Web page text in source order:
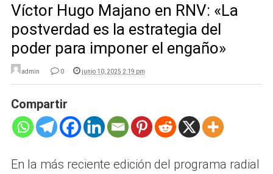
Víctor Hugo Majano en RNV: «La
postverdad es la estrategia del
poder para imponer el engaño»
admin 0 junio 10, 2025 2:19 pm
Compartir
En la más reciente edición del programa radial